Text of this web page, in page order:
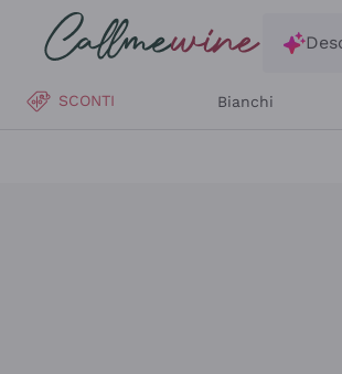
Salta al contenuto principale
SCONTI Bianchi